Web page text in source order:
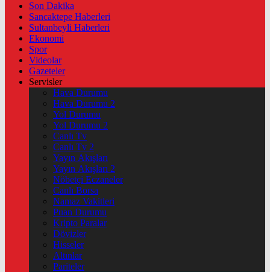
Son Dakika
Sancaktepe Haberleri
Sultanbeyli Haberleri
Ekonomi
Spor
Videolar
Gazeteler
Servisler
Hava Durumu
Hava Durumu 2
Yol Durumu
Yol Durumu 2
Canlı Tv
Canlı Tv 2
Yayın Akışları
Yayın Akışları 2
Nöbetçi Eczaneler
Canlı Borsa
Namaz Vakitleri
Puan Durumu
Kripto Paralar
Dövizler
Hisseler
Altınlar
Pariteler